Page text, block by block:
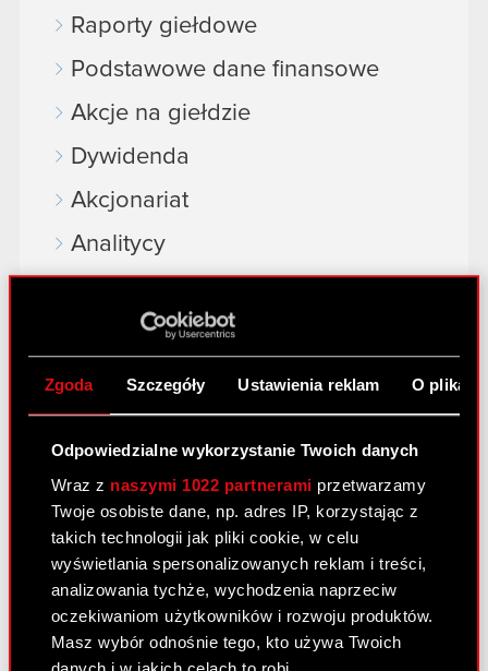
Zgoda Szczegóły Ustawienia reklam O
Odpowiedzialne wykorzystanie Twoich danych
Wraz z naszymi 1022 partnerami przetwarzamy
Twoje osobiste dane, np. adres IP, korzystając z
takich technologii jak pliki cookie, w celu
wyświetlania spersonalizowanych reklam i treści,
analizowania tychże, wychodzenia naprzeciw
oczekiwaniom użytkowników i rozwoju produktów.
Masz wybór odnośnie tego, kto używa Twoich
Raporty giełdowe
Podstawowe dane finansowe
Akcje na giełdzie
Dywidenda
Akcjonariat
Analitycy
Walne Zgromadzenia
Wynagrodzenia członków
Okresy zamknięte
Kalendarz inwestora
FAQ
Przydatne linki
Kontakt IR